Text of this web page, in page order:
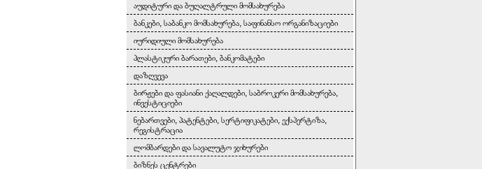
აუდიტური და ბუღალტრული მომსახურება
ბანკები, საბანკო მომსახურება, საფინანსო ორგანიზაციები
იურიდიული მომსახურება
პლასტიკური ბარათები, ბანკომატები
დაზღვევა
ბირჟები და ფასიანი ქაღალდები, საბროკერი მომსახურება,
ინვესტიციები
ნებართვები, პატენტები, სერტიფიკატები, ექსპერტიზა,
რეგისტრაცია
ლომბარდები და სავალუტო ჯიხურები
ბიზნეს ცენტრები